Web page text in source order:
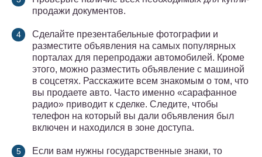
продажи документов.
Сделайте презентабельные фотографии и
разместите объявления на самых популярных
порталах для перепродажи автомобилей. Кроме
этого, можно разместить объявление с машиной
в соцсетях. Расскажите всем знакомым о том, что
вы продаете авто. Часто именно «сарафанное
радио» приводит к сделке. Следите, чтобы
телефон на который вы дали объявления был
включен и находился в зоне доступа.
Если вам нужны государственные знаки, то